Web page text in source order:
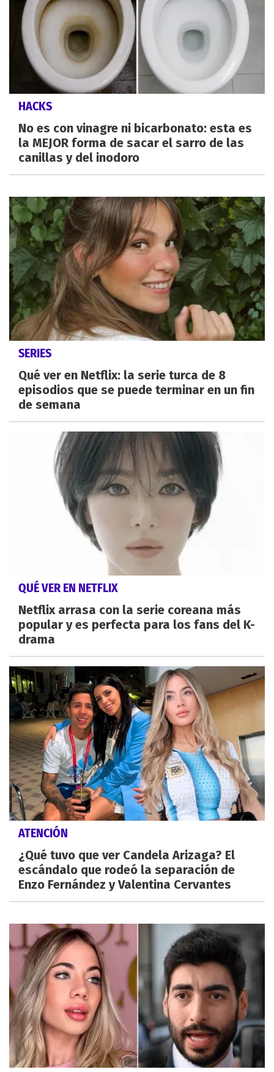
HACKS
No es con vinagre ni bicarbonato: esta es
la MEJOR forma de sacar el sarro de las
canillas y del inodoro
SERIES
Qué ver en Netflix: la serie turca de 8
episodios que se puede terminar en un fin
de semana
QUÉ VER EN NETFLIX
Netflix arrasa con la serie coreana más
popular y es perfecta para los fans del K-
drama
ATENCIÓN
¿Qué tuvo que ver Candela Arizaga? El
escándalo que rodeó la separación de
Enzo Fernández y Valentina Cervantes